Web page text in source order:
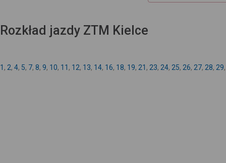
Rozkład jazdy ZTM Kielce
1 , 2, 4, 5, 7, 8, 9, 10, 11 , 12, 13, 14, 16, 18, 19, 21 , 23, 24, 25, 26, 27, 28, 29